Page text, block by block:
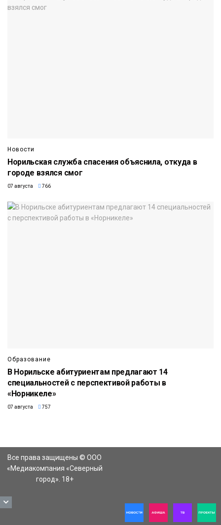
Новости
Норильская служба спасения объяснила, откуда в
городе взялся смог
07 августа 766
Образование
В Норильске абитуриентам предлагают 14
специальностей с перспективой работы в
«Норникеле»
07 августа 757
Все права защищены © ООО
«Медиакомпания «Северный
город». 18+